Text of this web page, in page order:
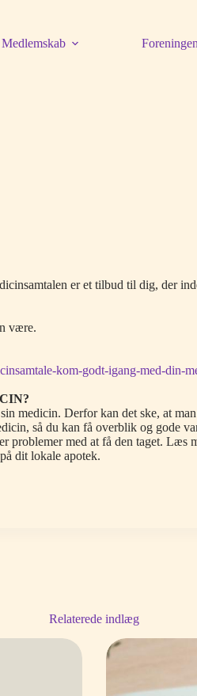
Medlemskab Foreningen
er et tilbud til dig, der
være.
kom-godt-igang-med-din-
medicin. Derfor kan det ske, at
så du kan få overblik og gode
problemer med at få den taget. Læs
dit lokale apotek.
Relaterede indlæg